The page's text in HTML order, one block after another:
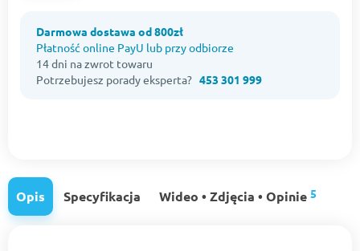
Darmowa dostawa od 800zł
Płatność online PayU lub przy odbiorze
14 dni na zwrot towaru
Potrzebujesz porady eksperta? 453 301 999
Opis Specyfikacja Wideo • Zdjęcia • Opinie 5